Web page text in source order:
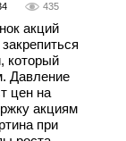
435
акций
который
Давление
цен на
акциям
при